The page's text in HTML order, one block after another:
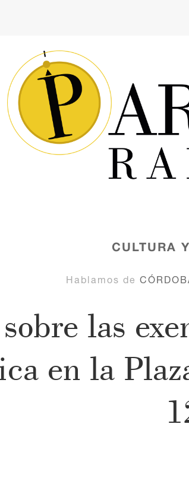
CULTURA
Hablamos de
las
en la